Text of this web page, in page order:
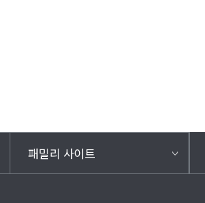
패밀리 사이트